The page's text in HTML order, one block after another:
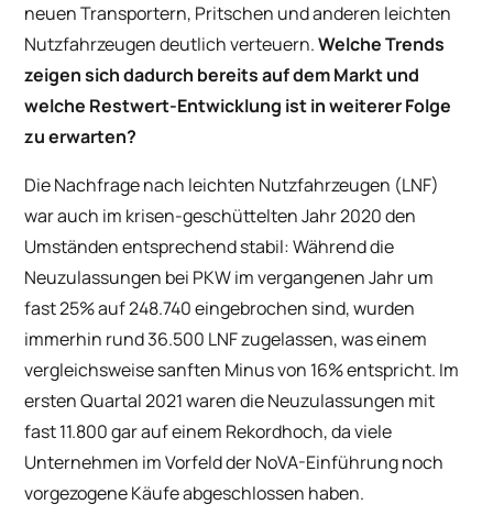
neuen Transportern, Pritschen und anderen leichten
Nutzfahrzeugen deutlich verteuern.Welche Trends
zeigen sich dadurch bereits auf dem Markt und
welche Restwert-Entwicklung ist in weiterer Folge
zu erwarten?
Die Nachfrage nach leichten Nutzfahrzeugen (LNF)
war auch im krisen-geschüttelten Jahr 2020 den
Umständen entsprechend stabil: Während die
Neuzulassungen bei PKW im vergangenen Jahr um
fast 25% auf 248.740 eingebrochen sind, wurden
immerhin rund 36.500 LNF zugelassen, was einem
vergleichsweise sanften Minus von 16% entspricht. Im
ersten Quartal 2021 waren die Neuzulassungen mit
fast 11.800 gar auf einem Rekordhoch, da viele
Unternehmen im Vorfeld der NoVA-Einführung noch
vorgezogene Käufe abgeschlossen haben.